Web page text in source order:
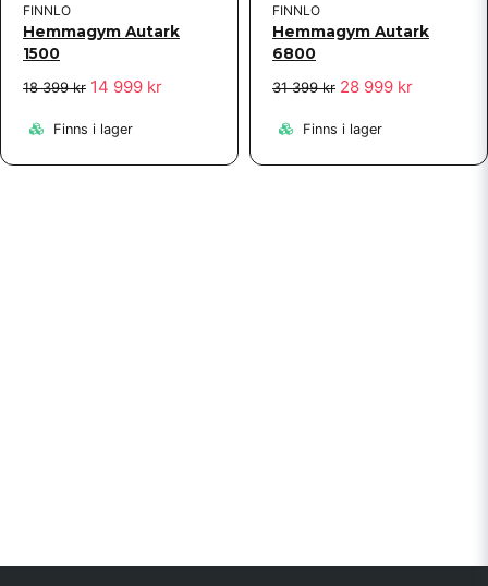
FINNLO
Hemmagym Autark
1500
18 399 kr 14 999 kr
Finns i lager
FINNLO
Hemmagym Autark
6800
31 399 kr 28 999 kr
Finns i lager